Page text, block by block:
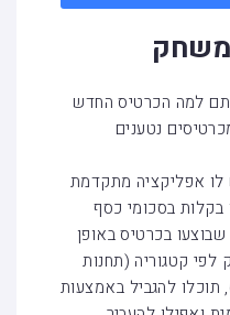
למה הכרטיס החדש
נטענים
לו אפליקציה מתקדמת
בסכומי כסף
בכרטיס באופן
לפי קטגוריה (תחנות
תוכלו להגביל באמצעות